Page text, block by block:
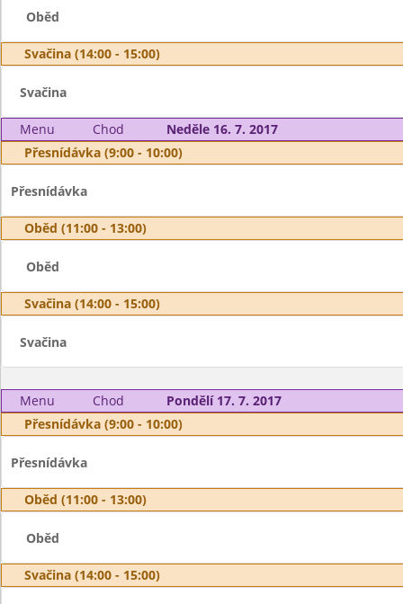
Oběd
Svačina (14:00 - 15:00)
Svačina
Menu Chod
Neděle 16. 7. 2017
Přesnídávka (9:00 - 10:00)
Přesnídávka
Oběd (11:00 - 13:00)
Oběd
Svačina (14:00 - 15:00)
Svačina
Menu Chod
Pondělí 17. 7. 2017
Přesnídávka (9:00 - 10:00)
Přesnídávka
Oběd (11:00 - 13:00)
Oběd
Svačina (14:00 - 15:00)